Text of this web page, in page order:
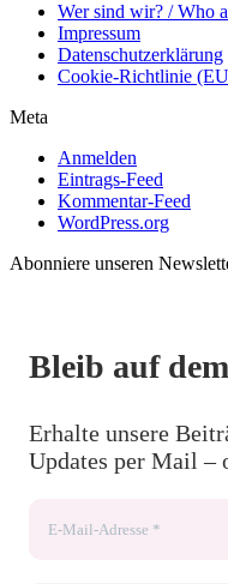
Wer sind wir? / Who
Impressum
Datenschutzerklärung
Cookie-Richtlinie
Meta
Anmelden
Eintrags-Feed
Kommentar-Feed
WordPress.org
Abonniere unseren
Bleib auf
Erhalte unsere
Updates per Mail –